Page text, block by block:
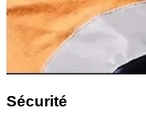
Sécurité